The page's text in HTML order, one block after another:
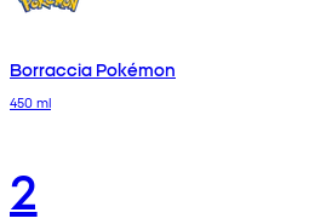
Borraccia Pokémon
450 ml
2